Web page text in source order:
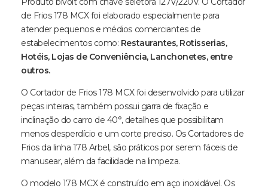
de Frios 178 MCX foi elaborado especialmente para
atender pequenos e médios comerciantes de
estabelecimentos como: Restaurantes, Rotisserias,
Hotéis, Lojas de Conveniência, Lanchonetes, entre
outros.
O Cortador de Frios 178 MCX foi desenvolvido para utilizar
peças inteiras, também possui garra de fixação e
inclinação do carro de 40°, detalhes que possibilitam
menos desperdício e um corte preciso. Os Cortadores de
Frios da linha 178 Arbel, são práticos por serem fáceis de
manusear, além da facilidade na limpeza.
O modelo 178 MCX é construído em aço inoxidável. Os